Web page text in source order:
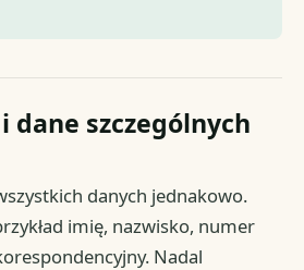
dane szczególnych
danych jednakowo.
imię, nazwisko, numer
Nadal